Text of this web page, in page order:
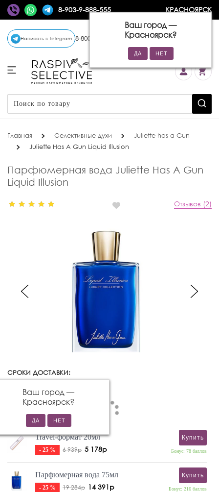
8-903-9-888-555 КРАСНОЯРСК
Ваш город —
Красноярск?
Написать в Telegram 8-800-770-72-34 (бесплатно)
Главная Селективные духи
Juliette has a Gun
Juliette Has A Gun Liquid Illusion
Парфюмерная вода Juliette Has A Gun
Liquid Illusion
Отзывов (2)
СРОКИ ДОСТАВКИ:
Ваш город —
Красноярск?
Travel-формат 20мл
- 25 % 6 939р 5 178р
Купить
Бонус: 78 баллов
Парфюмерная вода 75мл
- 25 % 19 284р 14 391р
Купить
Бонус: 216 баллов